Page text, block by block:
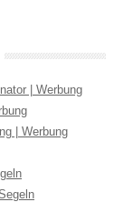
| Werbung
| Werbung